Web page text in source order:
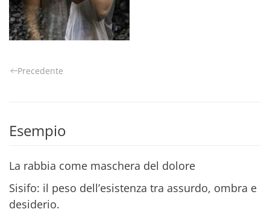
Precedente
Esempio
La rabbia come maschera del dolore
Sisifo: il peso dell’esistenza tra assurdo, ombra e
desiderio.